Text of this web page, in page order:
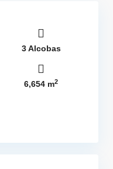
3 Alcobas
6,654 m2